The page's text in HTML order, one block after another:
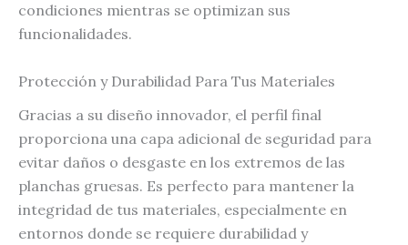
condiciones mientras se optimizan sus
funcionalidades.
Protección y Durabilidad Para Tus Materiales
Gracias a su diseño innovador, el perfil final
proporciona una capa adicional de seguridad para
evitar daños o desgaste en los extremos de las
planchas gruesas. Es perfecto para mantener la
integridad de tus materiales, especialmente en
entornos donde se requiere durabilidad y